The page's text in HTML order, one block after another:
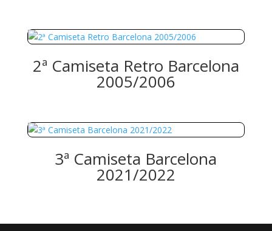
2ª Camiseta Retro Barcelona
2005/2006
3ª Camiseta Barcelona
2021/2022